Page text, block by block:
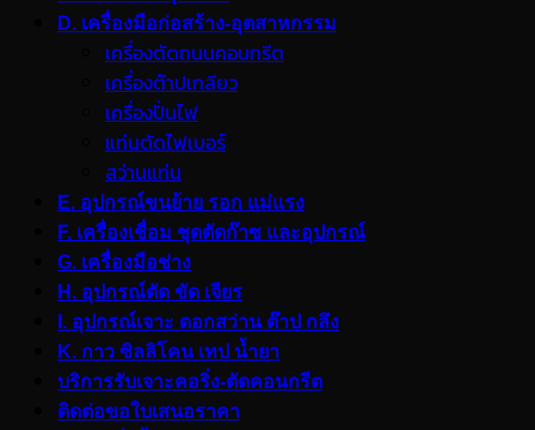
D. เครื่องมือก่อสร้าง-อุตสาหกรรม
เครื่องตัดถนนคอนกรีต
เครื่องต๊าปเกลียว
เครื่องปั่นไฟ
แท่นตัดไฟเบอร์
สว่านแท่น
E. อุปกรณ์ขนย้าย รอก แม่แรง
F. เครื่องเชื่อม ชุดตัดก๊าซ และอุปกรณ์
G. เครื่องมือช่าง
H. อุปกรณ์ตัด ขัด เจียร
I. อุปกรณ์เจาะ ดอกสว่าน ต๊าป กลึง
K. กาว ซิลลิโคน เทป น้ำยา
บริการรับเจาะคอริ่ง-ตัดคอนกรีต
ติดต่อขอใบเสนอราคา